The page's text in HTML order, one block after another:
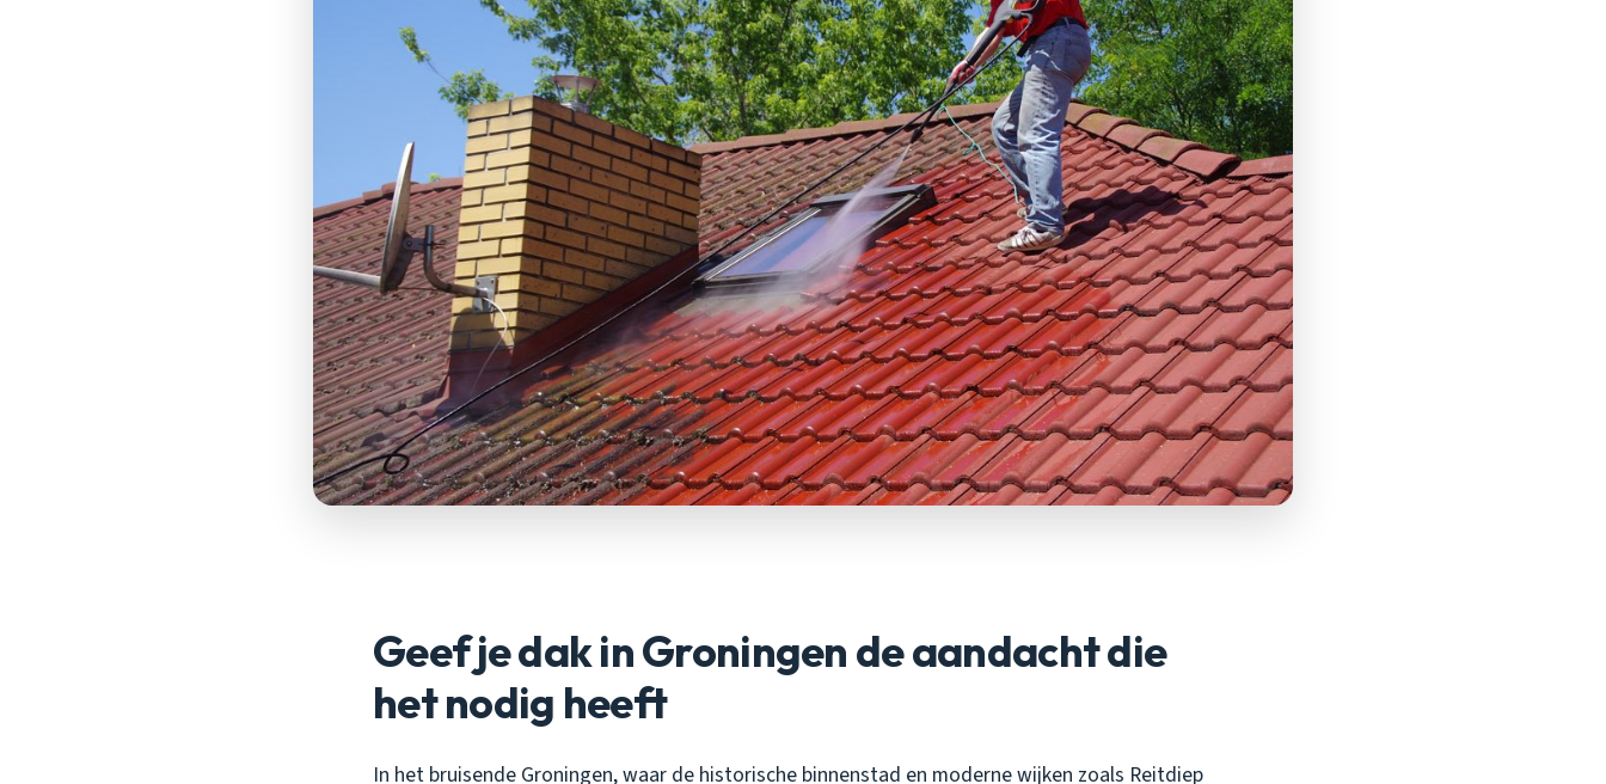
Geef je dak in Groningen de aandacht die
het nodig heeft
In het bruisende Groningen, waar de historische binnenstad en moderne wijken zoals Reitdiep